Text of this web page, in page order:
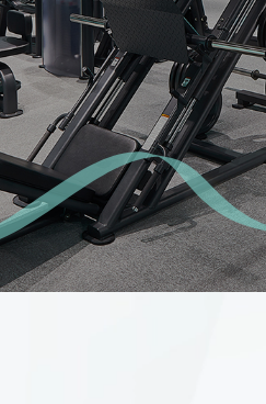
お支払いについて
よくあるご質問
会員様からいただいた声
お問い合わせ
運営会社について サイトマッ